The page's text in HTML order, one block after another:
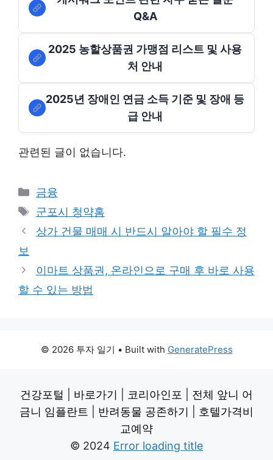
Q&A
2025 농할상품권 가맹점 리스트 및 사용
처 안내
2025년 장애인 연금 소득 기준 및 장애 등
급 안내
관련된 글이 없습니다.
Categories
금융
Tags
군포시 청약홈
상가 건물 매매 시 반드시 알아야 할 필수 정
보
이마트 상품권, 온라인으로 구매 후 바로 사용
할 수 있는 방법
© 2026 투자 일기 • Built with GeneratePress
건강포털 바로가기 코리아인포
전체 앞니 어
금니 임플란트
반려동물 공존하기
호텔가격비
교예약
© 2024 Error loading title